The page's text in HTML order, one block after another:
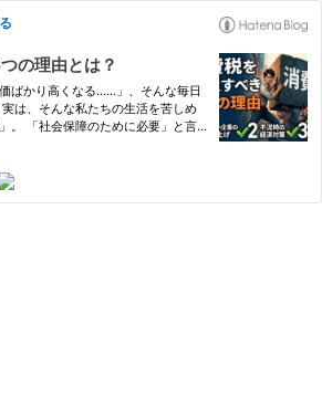
の理由とは？
ばかり高くなる……」、そんな毎日
は、そんな私たちの生活を苦しめ
。 「社会保障のために必要」と言